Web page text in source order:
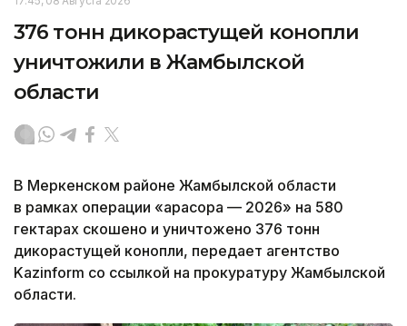
376 тонн дикорастущей конопли
уничтожили в Жамбылской
области
В Меркенском районе Жамбылской области
в рамках операции «Қарасора — 2026» на 580
гектарах скошено и уничтожено 376 тонн
дикорастущей конопли, передает агентство
Kazinform со ссылкой на прокуратуру Жамбылской
области.